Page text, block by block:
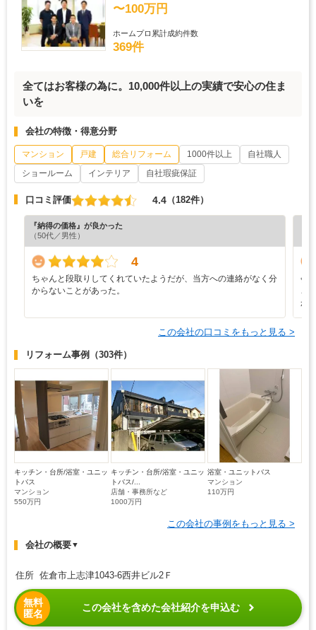
〜100万円
ホームプロ累計成約件数
369件
全てはお客様の為に。10,000件以上の実績で安心の住ま
いを
会社の特徴・得意分野
マンション 戸建 総合リフォーム 1000件以上
自社職人
ショールーム
インテリア 自社瑕疵保証
口コミ評価 4.4 （182件）
『納得の価格』が良かった
（50代／男性）
4
ちゃんと段取りしてくれていたようだが、当方への連絡がなく分
からないことがあった。
会
か
この会社の口コミをもっと見る >
リフォーム事例 （303件）
キッチン・台所/浴室・ユニッ
トバス
マンション
550万円
キッチン・台所/浴室・ユニッ
トバス/...
店舗・事務所など
1000万円
浴室・ユニットバス
マンション
110万円
この会社の事例をもっと見る >
会社の概要▼
住所 佐倉市上志津1043-6西井ビル2Ｆ
無料
匿名
この会社を含めた会社紹介を申込む